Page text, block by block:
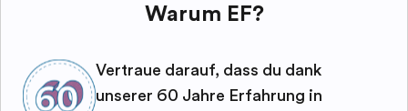
Warum EF?
Vertraue darauf, dass du dank
unserer 60 Jahre Erfahrung in